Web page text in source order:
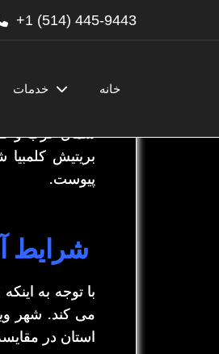
445-9443 (514) 1+
خانه خدمات
شمال غرب و
پیوست.
شرایط
با توجه به
می کند. شهر
استان در